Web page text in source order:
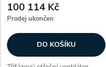
100 114 Kč
Prodej ukončen
DO KOŠÍKU